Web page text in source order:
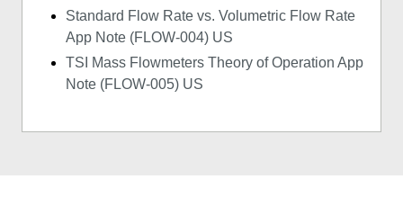
Standard Flow Rate vs. Volumetric Flow Rate
App Note (FLOW-004) US
TSI Mass Flowmeters Theory of Operation App
Note (FLOW-005) US